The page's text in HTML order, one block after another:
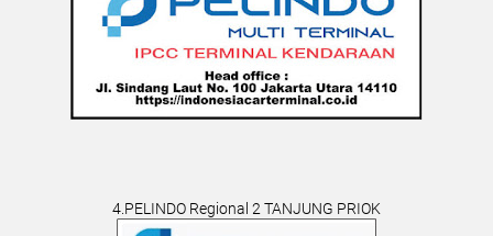
4.PELINDO Regional 2 TANJUNG PRIOK